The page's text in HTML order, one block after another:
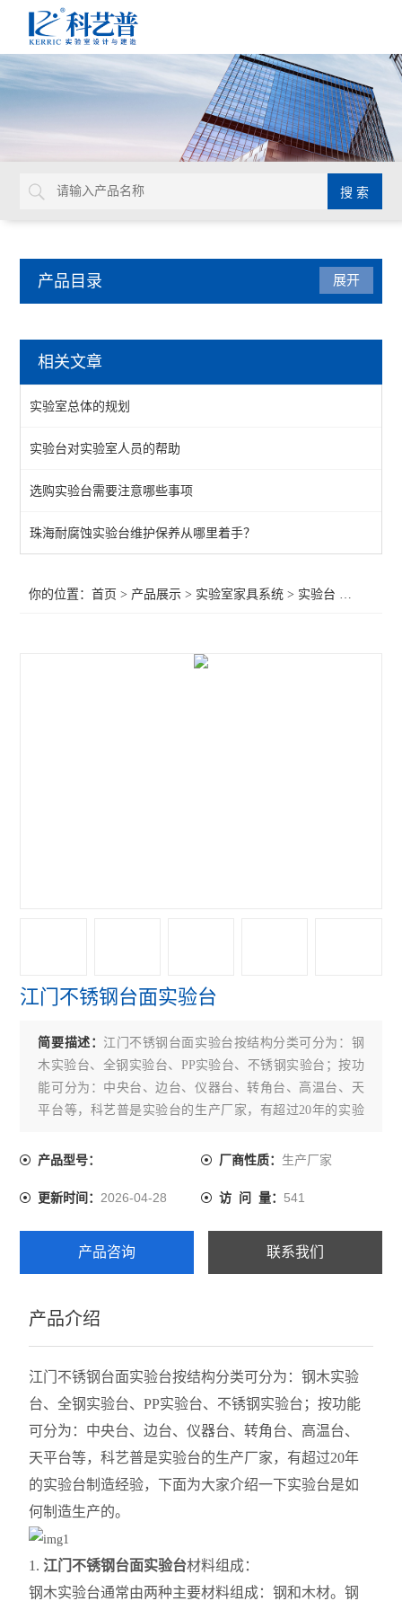
产品目录
实验台
通风柜
实验室高柜
查看全部 >>
展开
相关文章
实验室总体的规划
实验台对实验室人员的帮助
选购实验台需要注意哪些事项
珠海耐腐蚀实验台维护保养从哪里着手？
你的位置：首页 > 产品展示 > 实验室家具系统 > 实验台
江门不锈钢台面实验台
简要描述： 江门不锈钢台面实验台按结构分类可分为：钢
木实验台、全钢实验台、PP实验台、不锈钢实验台；按功
能可分为：中央台、边台、仪器台、转角台、高温台、天
平台等，科艺普是实验台的生产厂家，有超过20年的实验
项。
产品型号： 厂商性质： 生产厂家
更新时间：2026-04-28 访 问 量： 541
产品咨询 联系我们
产品介绍
江门不锈钢台面实验台按结构分类可分为：钢木实验
台、全钢实验台、PP实验台、不锈钢实验台；按功能
可分为：中央台、边台、仪器台、转角台、高温台、
天平台等，科艺普是实验台的生产厂家，有超过20年
的实验台制造经验，下面为大家介绍一下实验台是如
何制造生产的。
1.江门不锈钢台面实验台材料组成：
钢木实验台通常由两种主要材料组成：钢和木材。钢